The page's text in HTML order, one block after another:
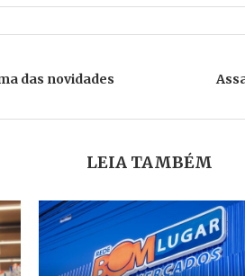
das novidades
LEIA TAMBÉM